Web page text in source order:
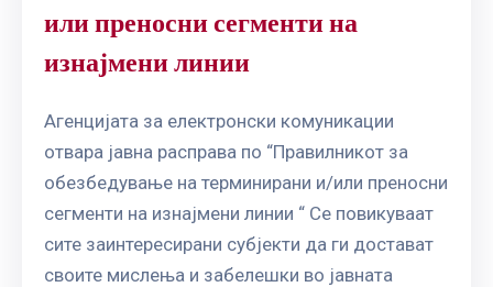
или преносни сегменти на
изнајмени линии
Агенцијата за електронски комуникации
отвара јавна расправа по “Правилникот за
обезбедување на терминирани и/или преносни
сегменти на изнајмени линии “ Се повикуваат
сите заинтересирани субјекти да ги достават
своите мислења и забелешки во јавната